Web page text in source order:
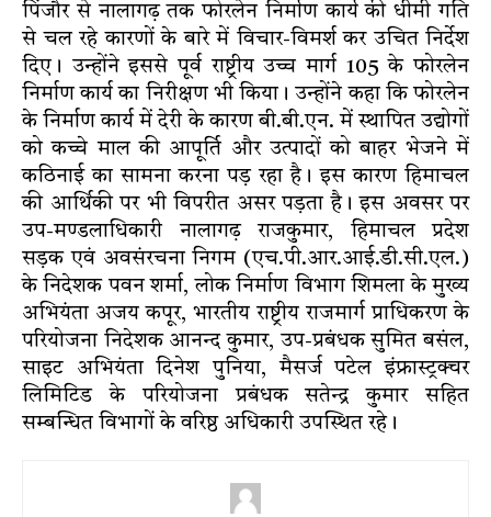
पिंजौर से नालागढ़ तक फोरलेन निर्माण कार्य की धीमी गति
से चल रहे कारणों के बारे में विचार-विमर्श कर उचित निर्देश
दिए। उन्होंने इससे पूर्व राष्ट्रीय उच्च मार्ग 105 के फोरलेन
निर्माण कार्य का निरीक्षण भी किया। उन्होंने कहा कि फोरलेन
के निर्माण कार्य में देरी के कारण बी.बी.एन. में स्थापित उद्योगों
को कच्चे माल की आपूर्ति और उत्पादों को बाहर भेजने में
कठिनाई का सामना करना पड़ रहा है। इस कारण हिमाचल
की आर्थिकी पर भी विपरीत असर पड़ता है। इस अवसर पर
उप-मण्डलाधिकारी नालागढ़ राजकुमार, हिमाचल प्रदेश
सड़क एवं अवसंरचना निगम (एच.पी.आर.आई.डी.सी.एल.)
के निदेशक पवन शर्मा, लोक निर्माण विभाग शिमला के मुख्य
अभियंता अजय कपूर, भारतीय राष्ट्रीय राजमार्ग प्राधिकरण के
परियोजना निदेशक आनन्द कुमार, उप-प्रबंधक सुमित बसंल,
साइट अभियंता दिनेश पुनिया, मैसर्ज पटेल इंफ्रास्ट्रक्चर
लिमिटिड के परियोजना प्रबंधक सतेन्द्र कुमार सहित
सम्बन्धित विभागों के वरिष्ठ अधिकारी उपस्थित रहे।